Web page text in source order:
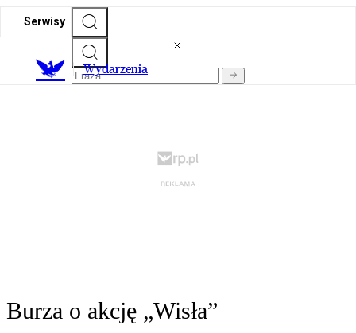
Serwisy
Wydarzenia
Burza o akcję „Wisła”